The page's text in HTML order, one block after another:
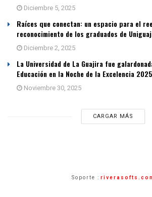
Diciembre 5, 2025
Raíces que conectan: un espacio para el
reconocimiento de los graduados de
Diciembre 2, 2025
La Universidad de La Guajira fue
Educación en la Noche de la Excelencia 2025
Noviembre 30, 2025
CARGAR MÁS
Soporte :